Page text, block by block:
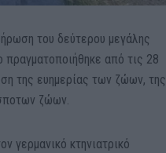
του δεύτερου μεγάλης
από τις 28
της ευημερίας των ζώων, της
ζώων.
γερμανικό κτηνιατρικό